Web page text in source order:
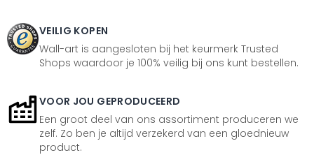
VEILIG KOPEN
Wall-art is aangesloten bij het keurmerk Trusted
Shops waardoor je 100% veilig bij ons kunt bestellen.
VOOR JOU GEPRODUCEERD
Een groot deel van ons assortiment produceren we
zelf. Zo ben je altijd verzekerd van een gloednieuw
product.